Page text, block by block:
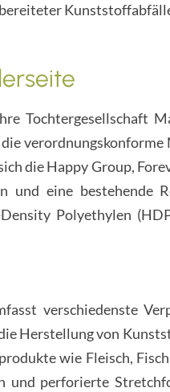
Tochtergesellschaft
verordnungskonforme
die Happy Group,
und eine bestehende
Polyethylen
verschiedenste
Herstellung von
wie Fleisch,
und perforierte